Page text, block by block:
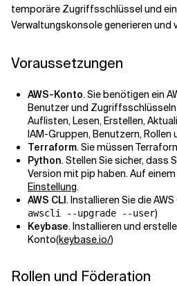
temporäre Zugriffsschlüssel und
Verwaltungskonsole generieren und
Voraussetzungen
AWS-Konto. Sie benötigen ein
Benutzer und
Auflisten, Lesen, Erstellen,
IAM-Gruppen, Benutzern, Rollen
Terraform. Sie müssen
Python. Stellen Sie sicher, dass
Version mit pip haben. Auf
Einstellung.
AWS CLI. Installieren Sie die
awscli --upgrade --user)
Keybase. Installieren und
Konto(keybase.io/)
Rollen und Föderation